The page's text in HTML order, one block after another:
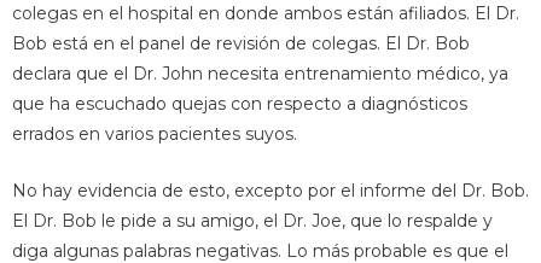
colegas en el hospital en donde ambos están afiliados. El Dr.
Bob está en el panel de revisión de colegas. El Dr. Bob
declara que el Dr. John necesita entrenamiento médico, ya
que ha escuchado quejas con respecto a diagnósticos
errados en varios pacientes suyos.
No hay evidencia de esto, excepto por el informe del Dr. Bob.
El Dr. Bob le pide a su amigo, el Dr. Joe, que lo respalde y
diga algunas palabras negativas. Lo más probable es que el